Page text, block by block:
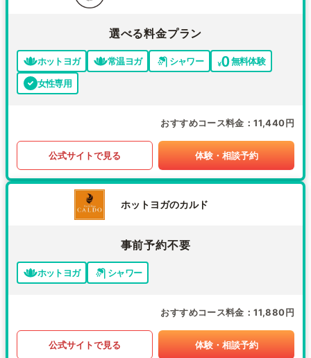
選べる料金プラン
ホットヨガ 常温ヨガ シャワー
無料体験
女性専用
おすすめコース料金 11,440円
公式サイトで見る 体験・相談予約
ホットヨガのカルド
事前予約不要
ホットヨガ シャワー
おすすめコース料金 11,880円
公式サイトで見る 体験・相談予約